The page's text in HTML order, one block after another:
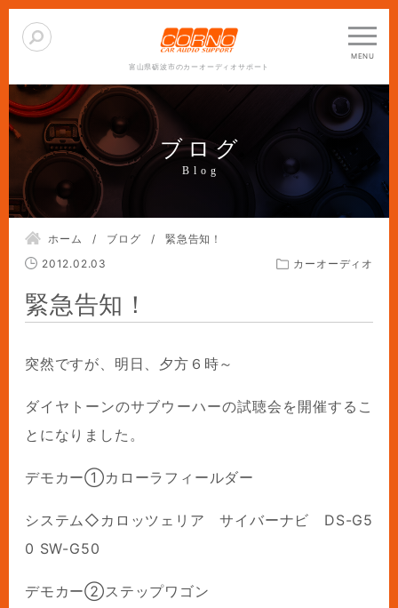
富山県砺波市のカーオーディオサポート
ブログ
ホーム ブログ
緊急告知！
2012.02.03
カーオーディオ
緊急告知！
突然ですが、明日、夕方６時～
ダイヤトーンのサブウーハーの試聴会を開催するこ
とになりました。
デモカー①カローラフィールダー
システム◇カロッツェリア サイバーナビ DS-G5
0 SW-G50
デモカー②ステップワゴン